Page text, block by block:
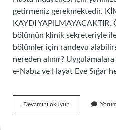
getirmeniz gerekmektedir.
KAYDI
bölümün klinik sekreteriyle
bölümler için randevu
nereden alınır?
e-Nabız ve Hayat Eve Sığar
Devamını okuyun Kimliksiz
Aşı